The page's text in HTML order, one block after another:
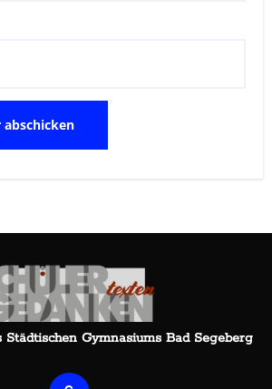
Städtischen Gymnasiums Bad Segeberg